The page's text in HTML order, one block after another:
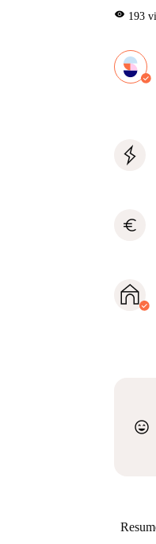
visibility 193
euro
sentiment_very_satisfied